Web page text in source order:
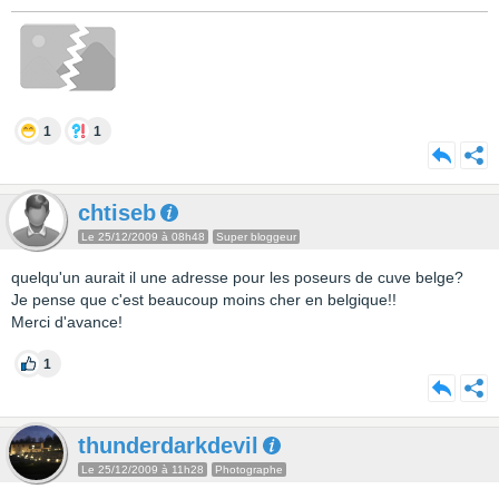
1 1
chtiseb
Le 25/12/2009 à 08h48 Super bloggeur
quelqu'un aurait il une adresse pour les poseurs de cuve belge?
Je pense que c'est beaucoup moins cher en belgique!!
Merci d'avance!
1
thunderdarkdevil
Le 25/12/2009 à 11h28 Photographe